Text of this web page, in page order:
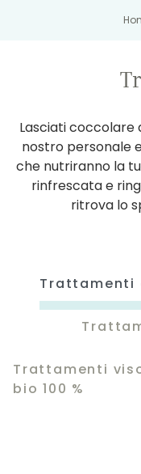
Lasciati
nostro personale
che nutriranno la
rinfrescata e
ritrova lo
Trattamenti
Trattamenti
bio 100 %